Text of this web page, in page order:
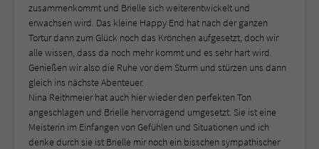
zusammenkommt und Brielle sich weiterentwickelt und
erwachsen wird. Das kleine Happy End hat nach der ganzen
Tortur dann zum Glück noch das Krönchen aufgesetzt, doch wir
alle wissen, dass da noch mehr kommt und es sehr hart wird.
Genießen wir also die Ruhe vor dem Sturm und stürzen uns dann
gleich ins nächste Abenteuer.
Nina Reithmeier hat auch hier wieder den perfekten Ton
angeschlagen und Brielle hervorragend umgesetzt. Sie ist eine
Meisterin im Einfangen von Gefühlen und Situationen und ich
denke durch sie ist Brielle mir noch ein bisschen sympathischer